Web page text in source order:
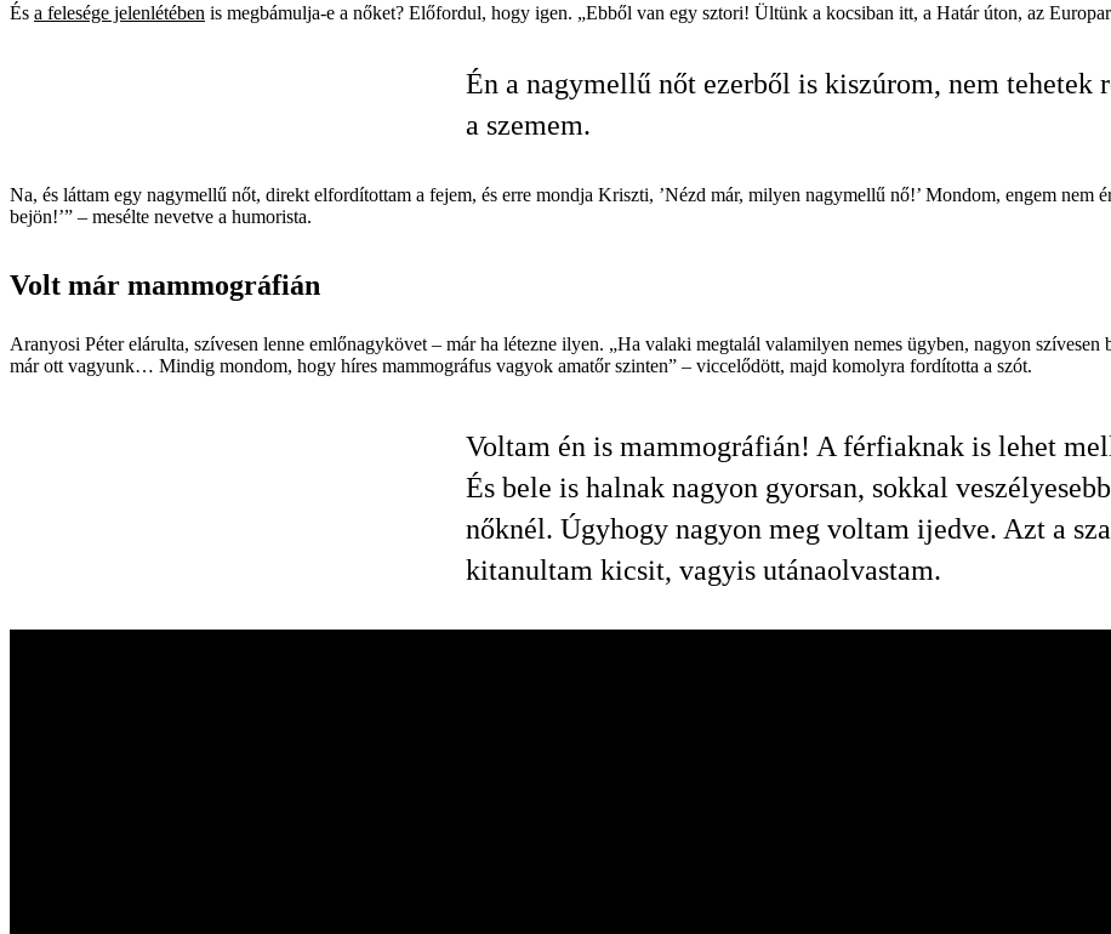
És a felesége jelenlétében is megbámulja-e a nőket? Előfordul, hogy igen. „Ebből van egy sztori! Ültünk a kocsiban itt, a Határ úton, az
Én a nagymellű nőt ezerből is kiszúrom, nem tehetek
a szemem.
Na, és láttam egy nagymellű nőt, direkt elfordítottam a fejem, és erre mondja Kriszti, ’Nézd már, milyen nagymellű nő!’ Mondom, engem nem
bejön!’” – mesélte nevetve a humorista.
Volt már mammográfián
Aranyosi Péter elárulta, szívesen lenne emlőnagykövet – már ha létezne ilyen. „Ha valaki megtalál valamilyen nemes ügyben, nagyon
már ott vagyunk… Mindig mondom, hogy híres mammográfus vagyok amatőr szinten” – viccelődött, majd komolyra fordította a szót.
Voltam én is mammográfián! A férfiaknak is lehet
És bele is halnak nagyon gyorsan, sokkal
nőknél. Úgyhogy nagyon meg voltam ijedve. Azt a
kitanultam kicsit, vagyis utánaolvastam.